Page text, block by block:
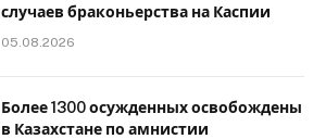
случаев браконьерства на Каспии
05.08.2026
Более 1300 осужденных освобождены
в Казахстане по амнистии